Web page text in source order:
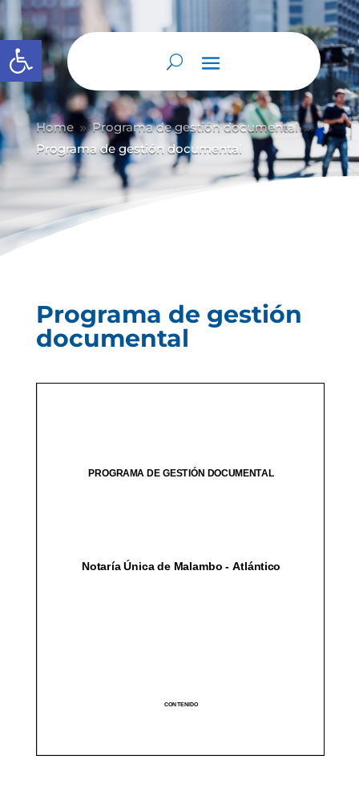
Abrir barra de herramientas
Home 9 Programa de gestión documental 9
Programa de gestión documental
Programa de gestión
documental